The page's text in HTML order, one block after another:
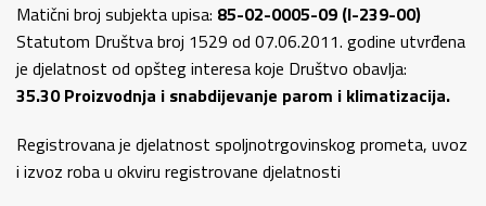
Matični broj subjekta upisa: 85-02-0005-09 (I-239-00)
Statutom Društva broj 1529 od 07.06.2011. godine utvrđena
je djelatnost od opšteg interesa koje Društvo obavlja:
35.30 Proizvodnja i snabdijevanje parom i klimatizacija.
Registrovana je djelatnost spoljnotrgovinskog prometa, uvoz
i izvoz roba u okviru registrovane djelatnosti